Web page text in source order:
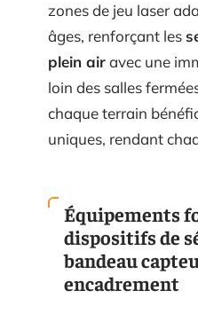
zones de jeu laser
âges, renforçant les
plein airavec une
loin des salles
chaque terrain
uniques, rendant
Équipements
dispositifs de
bandeau
encadrement